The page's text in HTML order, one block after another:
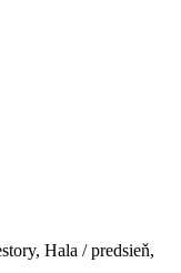
Hala / predsieň,